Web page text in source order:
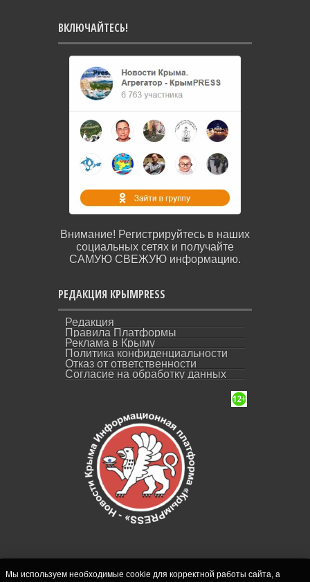
ВКЛЮЧАЙТЕСЬ!
Внимание! Регистрируйтесь в наших
социальных сетях и получайте
САМУЮ СВЕЖУЮ информацию.
РЕДАКЦИЯ КРЫМPRESS
Редакция
Правила Платформы
Реклама в Крыму
Политика конфиденциальности
Отказ от ответственности
Согласие на обработку данных
Мы используем необходимые cookie для корректной работы сайта, а